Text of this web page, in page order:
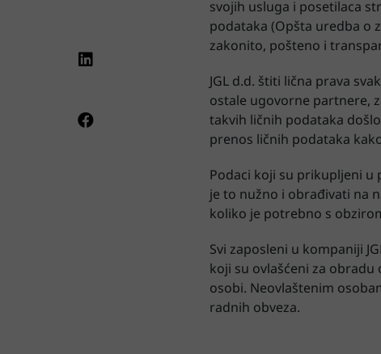
svojih usluga i posetilaca
podataka (Opšta uredba o
zakonito, pošteno i
JGL d.d. štiti lična prava
ostale ugovorne partnere,
takvih ličnih podataka
prenos ličnih podataka
Podaci koji su prikupljeni u
je to nužno i obrađivati na
koliko je potrebno s
Svi zaposleni u kompaniji
koji su ovlašćeni za
osobi. Neovlaštenim
radnih obveza.